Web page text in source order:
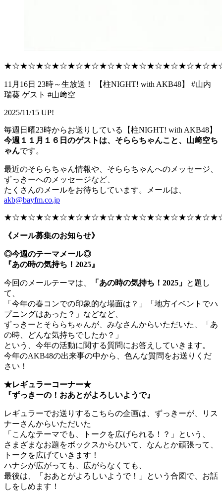
11月16日 23時～生放送！ 【柱NIGHT! with AKB48】 #山内
瑞葵 ゲスト #山﨑空
2025/11/15 UP!
毎週日曜23時からお送りしている【柱NIGHT! with AKB48】
今週１１月１６日のゲストは、そららちゃんこと、山﨑空ち
ゃんです。
最近のそららちゃん情報や、そららちゃんへのメッセージ、
ずっきーへのメッセージなど、
たくさんのメールをお待ちしています。メールは、
akb@bayfm.co.jp
《メール募集のお知らせ》
◎今週のテーマメール◎
『あの時の気持ち！2025』
今回のメールテーマは、 「あの時の気持ち！2025」 と題し
て、
「今年の春コンでの印象的な場面は？」「地方イベントでハ
プニングはあった？」などなど、
ずっきーとそららちゃんが、みなさんからいただいた、「あ
の時、どんな気持ちでしたか？」
という、今年の活動に関する質問にお答えしていきます。
今年のAKB48の出来事の中から、色んな質問をお送りくだ
さい！
★レギュラーコーナー★
『ずっきーの！おあとがよろしいようで』
レギュラーでお送りするこちらの企画は、ずっきーが、リス
ナーさんからいただいた
「こんなテーマでも、トークを広げられる！？」という、
さまざまなお題をボックスからひいて、なんとか頑張って、
トークを広げていきます！
ハナシが広がっても、広がらなくても、
最後は、「おあとがよろしいようで！」という合図で、お話
しをしめます！